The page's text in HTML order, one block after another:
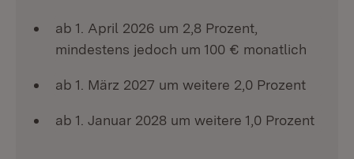
ab 1. April 2026 um 2,8 Prozent,
mindestens jedoch um 100 € monatlich
ab 1. März 2027 um weitere 2,0 Prozent
ab 1. Januar 2028 um weitere 1,0 Prozent